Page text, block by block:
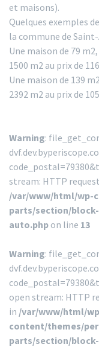
et maisons).
Quelques exemples
la commune de
Une maison de 79
1500 m2 au prix de
Une maison de 139
2392 m2 au prix de
Warning:
stream: HTTP
/var/www/html/wp-
parts/section/
auto.php on line 13
Warning:
open stream: HTTP
in /var/www/html/
content/themes/
parts/section/